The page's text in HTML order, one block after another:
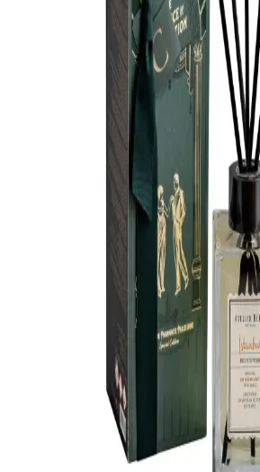
Chanel Oda Kokuları ile Evinize
Katmanın Yolları
Chanel oda kokuları, lüks ve kaliteli
ferah bir atmosfer sağlar. Notaları ve
Dekorasyon ve Mobilya ile
Kokusu Seçenekleri ve İpuçları
Oda kokuları, dekorasyonla uyum sağlayan
atmosferi güçlendiren özellikleriyle yaşam
Doğal, kalıcı ve ferahlatıcı seçeneklerle
Oda Kokusu Spreyleri:
Ferahlatıcı Aromalarla
Pratik ve şık spray oda kokuları, ortamı
sentetik aromalarla ev ve ofislerde ferahlık
uyumlu seçenekler sunar.
Auran Oda Kokusu ile
Ferahlatıcı Dokunuşlar
Auran oda kokuları, doğal içerikleri ve şık
ferah ve estetik bir atmosfer yaratır,